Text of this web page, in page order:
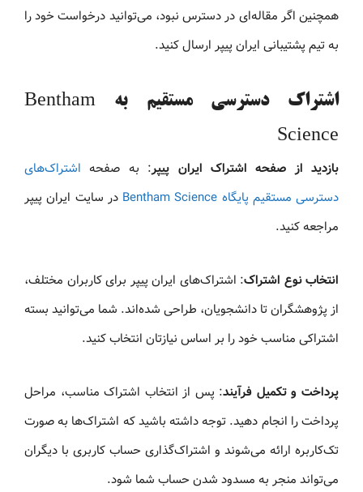
همچنین اگر مقاله‌ای در دسترس نبود، می‌توانید درخواست خود را
به تیم پشتیبانی ایران پیپر ارسال کنید.
اشتراک دسترسی مستقیم به Bentham
Science
بازدید از صفحه اشتراک ایران پیپر: به صفحه اشتراک‌های
دسترسی مستقیم پایگاه Bentham Science
در سایت ایران پیپر
مراجعه کنید.
انتخاب نوع اشتراک: اشتراک‌های ایران پیپر برای کاربران مختلف،
از پژوهشگران تا دانشجویان، طراحی شده‌اند. شما می‌توانید بسته
اشتراکی مناسب خود را بر اساس نیازتان انتخاب کنید.
پرداخت و تکمیل فرآیند: پس از انتخاب اشتراک مناسب، مراحل
پرداخت را انجام دهید. توجه داشته باشید که اشتراک‌ها به صورت
تک‌کاربره ارائه می‌شوند و اشتراک‌گذاری حساب کاربری با دیگران
می‌تواند منجر به مسدود شدن حساب شما شود.